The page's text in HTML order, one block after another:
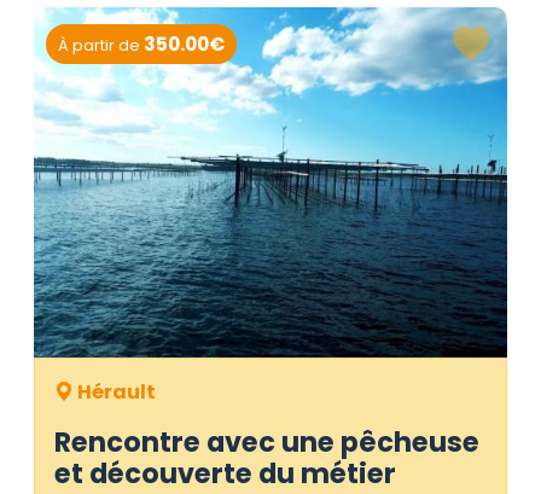
Rencontre avec une pêcheuse
et découverte du métier
Hérault
À partir de 350.00€